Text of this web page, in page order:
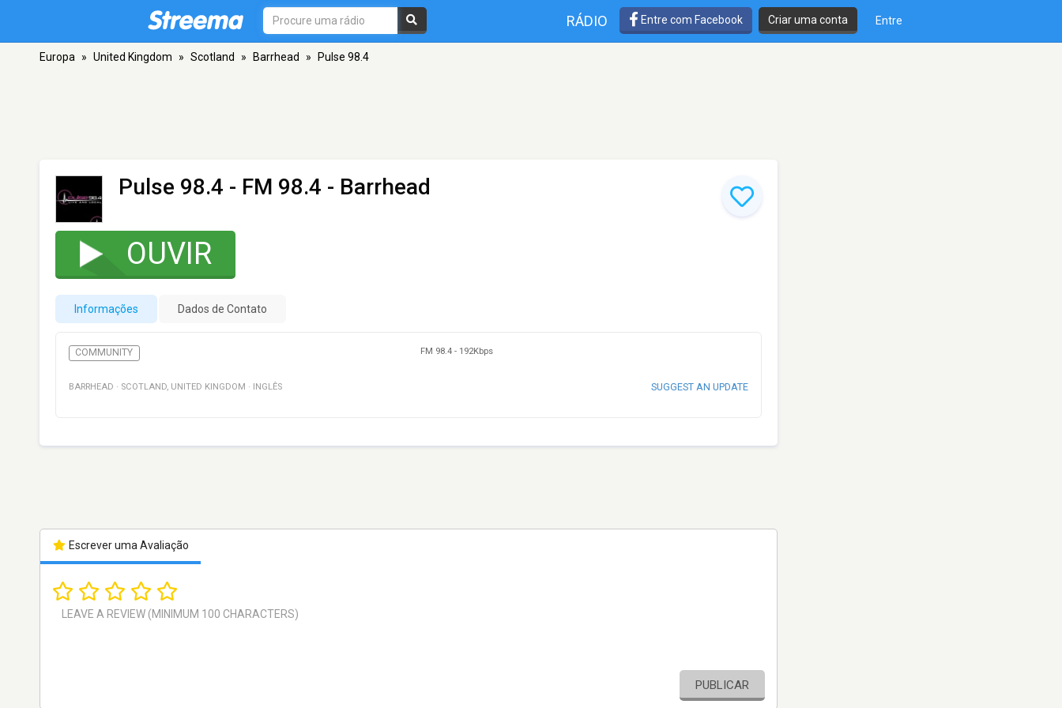
RÁDIO Entre com Facebook Criar uma conta Entre
Europa » United Kingdom » Scotland » Barrhead » Pulse 98.4
Pulse 98.4 - FM 98.4 - Barrhead
OUVIR
Informações Dados de Contato
COMMUNITY FM 98.4 - 192Kbps
BARRHEAD · SCOTLAND, UNITED KINGDOM · INGLÊS SUGGEST AN UPDATE
Escrever uma Avaliação
PUBLICAR